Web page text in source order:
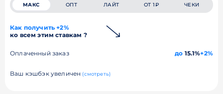
МАКС ОПТ ЛАЙТ ОТ 1₽ ЧЕКИ
Как получить +2%
ко всем этим ставкам ?
Оплаченный заказ до 15.1%+2%
Ваш кэшбэк увеличен (смотреть)